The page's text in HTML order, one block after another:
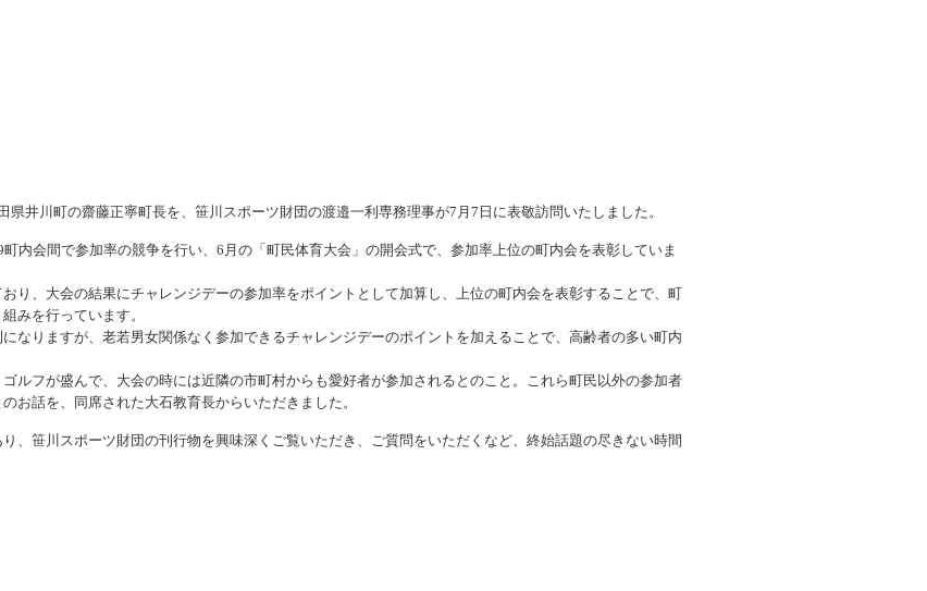
お問い合わせ・お申し込み
携
でアクティブ
SSF BOOKS
井川町の齋藤正寧町長を、笹川スポーツ財団の渡邉一利専務理事が7月7日に表敬訪問いたしました。
内会間で参加率の競争を行い、6月の「町民体育大会」の開会式で、参加率上位の町内会を表彰していま
り、大会の結果にチャレンジデーの参加率をポイントとして加算し、上位の町内会を表彰することで、町
みを行っています。
なりますが、老若男女関係なく参加できるチャレンジデーのポイントを加えることで、高齢者の多い町内
ルフが盛んで、大会の時には近隣の市町村からも愛好者が参加されるとのこと。これら町民以外の参加者
お話を、同席された大石教育長からいただきました。
、笹川スポーツ財団の刊行物を興味深くご覧いただき、ご質問をいただくなど、終始話題の尽きない時間